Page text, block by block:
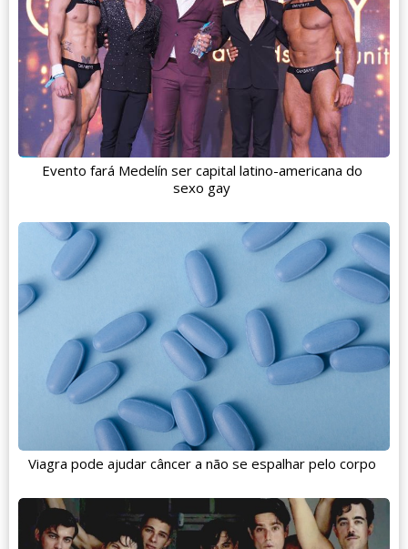
Evento fará Medelín ser capital latino-americana do
sexo gay
Viagra pode ajudar câncer a não se espalhar pelo corpo